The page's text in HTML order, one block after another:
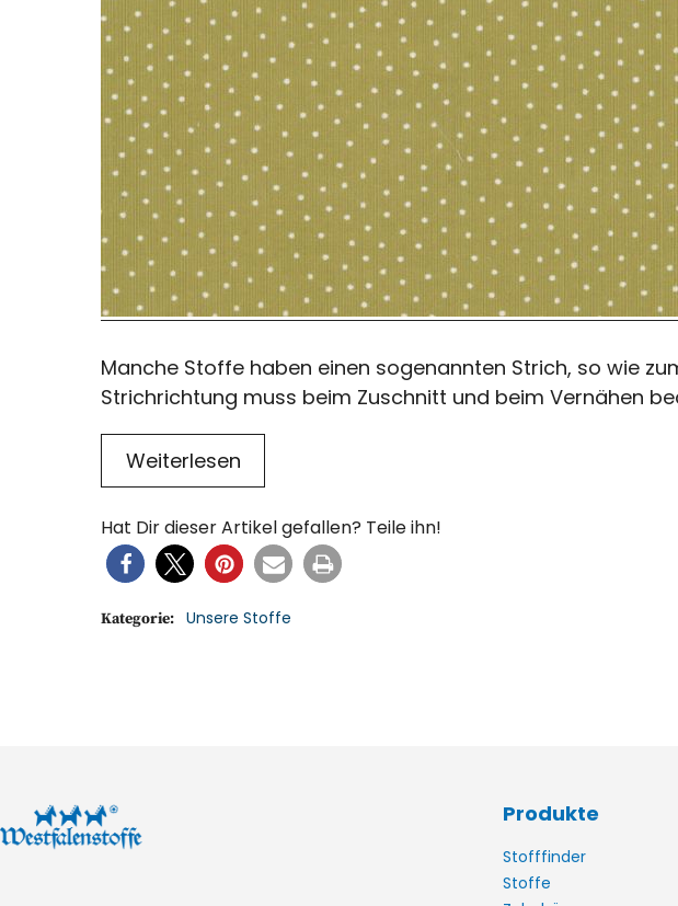
Manche Stoffe haben einen sogenannten Strich, so wie
Strichrichtung muss beim Zuschnitt und beim Vernähen
Weiterlesen
Hat Dir dieser Artikel gefallen? Teile ihn!
Kategorie: Unsere Stoffe
Produkte
Stofffinder
Stoffe